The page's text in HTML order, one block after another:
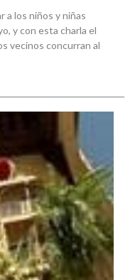
a los niños y niñas
y con esta charla el
vecinos concurran al